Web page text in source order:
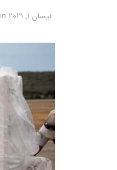
نیسان 1, 2021 in